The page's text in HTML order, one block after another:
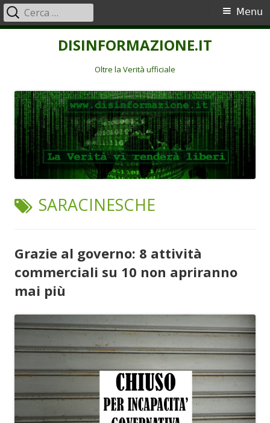
DISINFORMAZIONE.IT
Oltre la Verità ufficiale
Menu
principale
Menu
Ricerca
per:
TAG:
SARACINESCHE
Grazie al governo: 8 attività
commerciali su 10 non apriranno
mai più